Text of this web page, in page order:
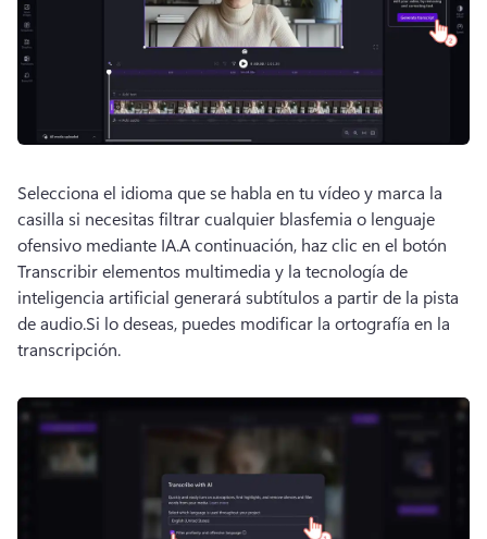
Selecciona el idioma que se habla en tu vídeo y marca la
casilla si necesitas filtrar cualquier blasfemia o lenguaje
ofensivo mediante IA.A continuación, haz clic en el botón
Transcribir elementos multimedia y la tecnología de
inteligencia artificial generará subtítulos a partir de la pista
de audio.Si lo deseas, puedes modificar la ortografía en la
transcripción.